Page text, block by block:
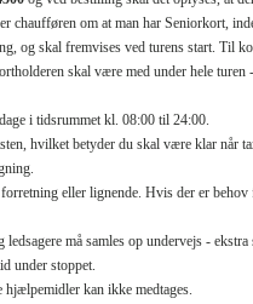
chaufføren om at man har Seniorkort,
og skal fremvises ved turens start. Til
skal være med under hele
i tidsrummet kl. 08:00 til 24:00.
hvilket betyder du skal være klar når
eller lignende. Hvis der er
ledsagere må samles op undervejs -
under stoppet.
kan ikke medtages.